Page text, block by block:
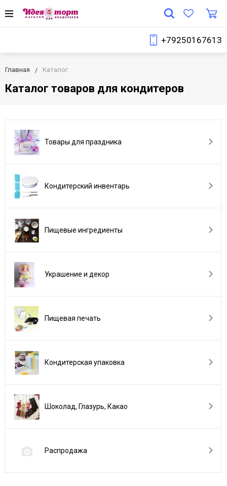
+79250167613
Главная Каталог
Каталог товаров для кондитеров
Товары для праздника
Кондитерский инвентарь
Пищевые ингредиенты
Украшение и декор
Пищевая печать
Кондитерская упаковка
Шоколад, Глазурь, Какао
Распродажа